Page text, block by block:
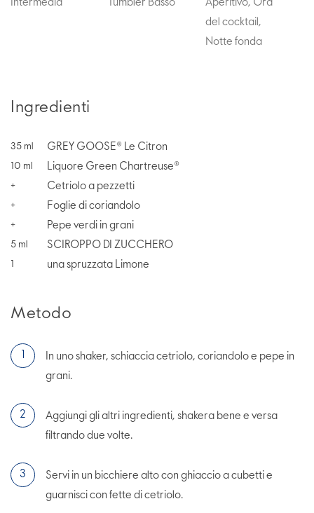
Intermedia Tumbler Basso
Aperitivo, Ora
del cocktail,
Notte fonda
Ingredienti
35 ml GREY GOOSE® Le Citron
10 ml Liquore Green Chartreuse®
+ Cetriolo a pezzetti
+ Foglie di coriandolo
+ Pepe verdi in grani
5 ml SCIROPPO DI ZUCCHERO
una spruzzata Limone
Metodo
In uno shaker, schiaccia cetriolo, coriandolo e pepe in
grani.
Aggiungi gli altri ingredienti, shakera bene e versa
filtrando due volte.
Servi in un bicchiere alto con ghiaccio a cubetti e
guarnisci con fette di cetriolo.